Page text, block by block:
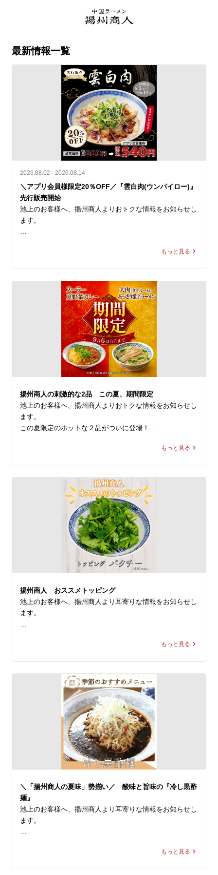
最新情報一覧
2026.08.02 - 2026.08.14
＼アプリ会員様限定20％OFF／『雲白肉(ウンパイロー)』
先行販売開始
池上のお客様へ、揚州商人よりおトクな情報をお知らせし
ます。
9月新登場の『雲白肉(ウンパイロー)』を本日より先行販
柔らかな蒸し豚とシャキシャキ豆苗に、
ニンニクが効いた特製甘辛タレが絡む四川の辛旨な一皿🌶️
冷えたビールや紹興酒とも相性格別です🍻
🗓️ 8/14(金)まで
💰 通常680円 ⇒【540円(税込)】
ぜひお試しください！
皆様のご来店を、中国ラーメン揚州商人 池上店スタッフ
一同、
心よりお待ちしております。
もっと見る
揚州商人の刺激的な2品 この夏、期間限定
池上のお客様へ、揚州商人よりおトクな情報をお知らせし
ます。
この夏限定のホットな２品がついに登場！
◆大肉（タイルー）のあっさり激辛ラーメン
価格：1,280円～1,300円(税込)
※店舗により販売価格が異なります
◆スーラー夏野菜カレー
「本格中華」×「カレー」が融合した本商品は、揚州商人
の看板メニューである「スーラータンメン」の調味料と、
業務用スパイスのリーディングカンパニー「ハウスギャバ
ン」のカレースパイスを使用。ゴーヤやミニトマトなどの
夏野菜、そしてすべての具材をまろやかに包み込む玉子炒
飯が絶妙なバランスで仕上げられた一杯です。
「黄金唐辛子」によるもの。流通の不安定さから一時メニ
ューから姿を消していましたが、このたび数量限定ながら
も「黄金唐辛子」の確保に成功し、この夏だけの期間限定
で復刻いたします。
この夏しか味わえない、挑戦的でホットな2品。一度食べ
れば、もう一度食べたくなること間違いなしです！
皆様のご来店を、中国ラーメン揚州商人 池上店スタッフ
一同、心よりお待ちしております。
もっと見る
揚州商人 おススメトッピング
池上のお客様へ、揚州商人より耳寄りな情報をお知らせし
ます。
本日はそのなかでも好みは分かれますが実は大人気なあい
パクチーをご紹介します。
独特な香りのパクチーは酸味や辛み、こってりとした中華
料理と相性抜群！特にお勧めのパクチートッピングメニュ
ーを以下にご紹介します。
●スーラータンメン＋パクチー
言わずもがなコンビ。スーラーの酸味と辛味、旨味に加え
て、パクチーの爽やかさは相性が抜群です！
濃厚胡麻スープにパクチーの爽やかな香りが加わると一気
る美味しさです。
もっと見る
＼「揚州商人の夏味」勢揃い／ 酸味と旨味の『冷し黒酢
麺』
池上のお客様へ、揚州商人より耳寄りな情報をお知らせし
ます。
もっと見る